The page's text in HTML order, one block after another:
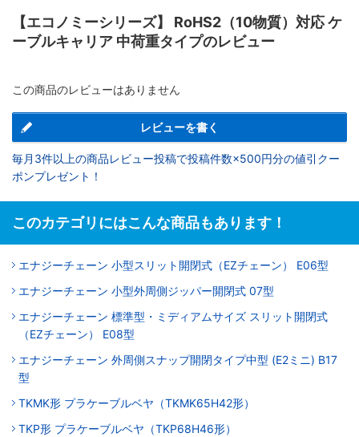
【エコノミーシリーズ】 RoHS2（10物質）対応 ケ
ーブルキャリア 中荷重タイプのレビュー
この商品のレビューはありません
レビューを書く
毎月3件以上の商品レビュー投稿で投稿件数×500円分の値引クー
ポンプレゼント！
このカテゴリにはこんな商品もあります！
エナジーチェーン 小型スリット開閉式（EZチェーン） E06型
エナジーチェーン 小型外周側ジッパー開閉式 07型
エナジーチェーン 標準型・ミディアムサイズ スリット開閉式
（EZチェーン） E08型
エナジーチェーン 外周側スナップ開閉タイプ中型 (E2ミニ) B17
型
TKMK形 プラケーブルベヤ（TKMK65H42形）
TKP形 プラケーブルベヤ（TKP68H46形）